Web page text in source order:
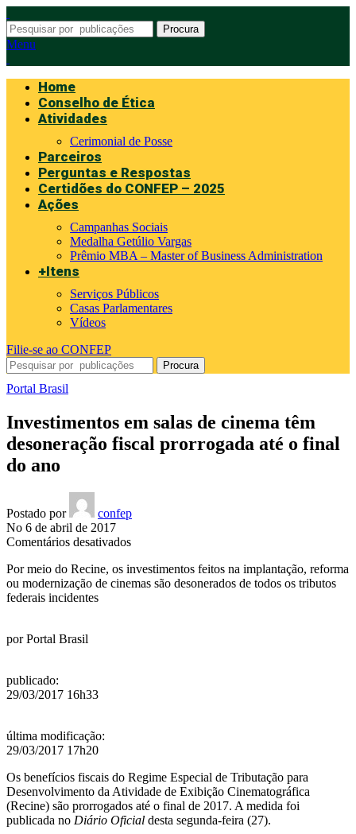
Procura
Menu
Home
Conselho de Ética
Atividades
Cerimonial de Posse
Parceiros
Perguntas e Respostas
Certidões do CONFEP – 2025
Ações
Campanhas Sociais
Medalha Getúlio Vargas
Prêmio MBA – Master of Business Administration
+Itens
Serviços Públicos
Casas Parlamentares
Vídeos
Filie-se ao CONFEP
Procura
Portal Brasil
Investimentos em salas de cinema têm
desoneração fiscal prorrogada até o final
do ano
Postado por
confep
No 6 de abril de 2017
Comentários desativadosem
em
salas
Por meio do Recine, os investimentos feitos na implantação, reforma
ou modernização de cinemas são desonerados de todos os tributos
federais incidentes
porPortal Brasil
publicado:
29/03/2017 16h33
última modificação:
29/03/2017 17h20
Os benefícios fiscais do Regime Especial de Tributação para
Desenvolvimento da Atividade de Exibição Cinematográfica
(Recine) são prorrogados até o final de 2017. A medida foi
publicada no Diário Oficial desta segunda-feira (27).